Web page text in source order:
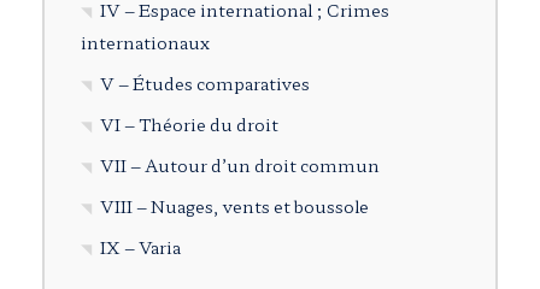
IV – Espace international ; Crimes
internationaux
V – Études comparatives
VI – Théorie du droit
VII – Autour d’un droit commun
VIII – Nuages, vents et boussole
IX – Varia